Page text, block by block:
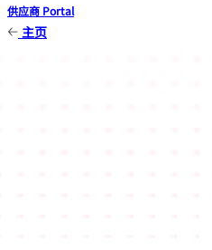
供应商 Portal
主页